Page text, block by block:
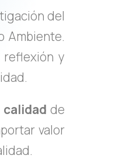
del
Ambiente.
reflexión y
calidad de
valor